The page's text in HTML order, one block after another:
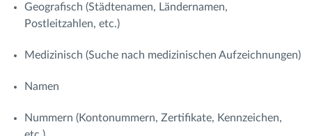
Geografisch (Städtenamen, Ländernamen,
Postleitzahlen, etc.)
Medizinisch (Suche nach medizinischen Aufzeichnungen)
Namen
Nummern (Kontonummern, Zertifikate, Kennzeichen,